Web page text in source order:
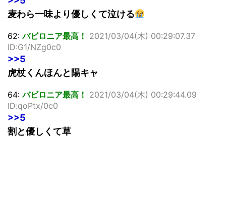
麦わら一味より優しくて泣ける
62:バビロニア最高！ 2021/03/04(木) 00:29:07.37
ID:G1/NZg0c0
>>5
虎杖くんほんと陽キャ
64:バビロニア最高！ 2021/03/04(木) 00:29:44.09
ID:qoPtx/0c0
>>5
割と優しくて草